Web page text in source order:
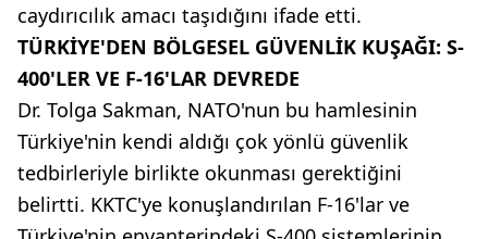
caydırıcılık amacı taşıdığını ifade etti.
TÜRKİYE'DEN BÖLGESEL GÜVENLİK KUŞAĞI: S-
400'LER VE F-16'LAR DEVREDE
Dr. Tolga Sakman, NATO'nun bu hamlesinin
Türkiye'nin kendi aldığı çok yönlü güvenlik
tedbirleriyle birlikte okunması gerektiğini
belirtti. KKTC'ye konuşlandırılan F-16'lar ve